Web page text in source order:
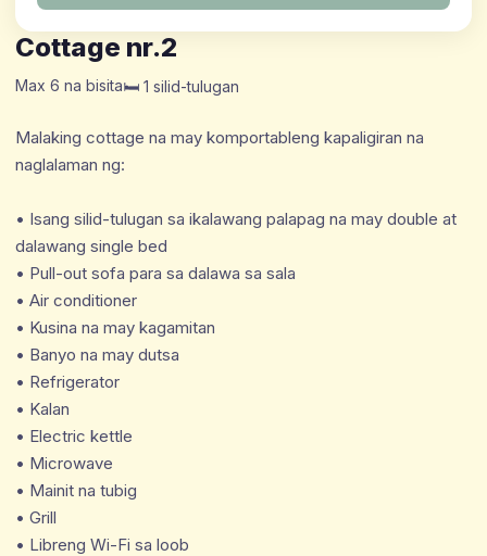
Cottage nr.2
Max 6 na bisita🛏️ 1 silid-tulugan
Malaking cottage na may komportableng kapaligiran na
naglalaman ng:
• Isang silid-tulugan sa ikalawang palapag na may double at
dalawang single bed
• Pull-out sofa para sa dalawa sa sala
• Air conditioner
• Kusina na may kagamitan
• Banyo na may dutsa
• Refrigerator
• Kalan
• Electric kettle
• Microwave
• Mainit na tubig
• Grill
• Libreng Wi-Fi sa loob